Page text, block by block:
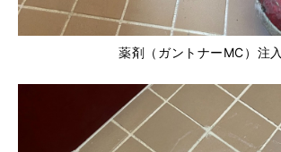
薬剤（ガントナーMC）注入